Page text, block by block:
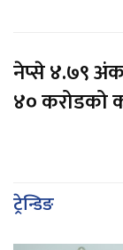
नेप्से ४.७९
४० करोडको
ट्रेन्डिङ